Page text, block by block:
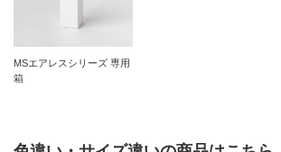
MSエアレスシリーズ 専用
箱